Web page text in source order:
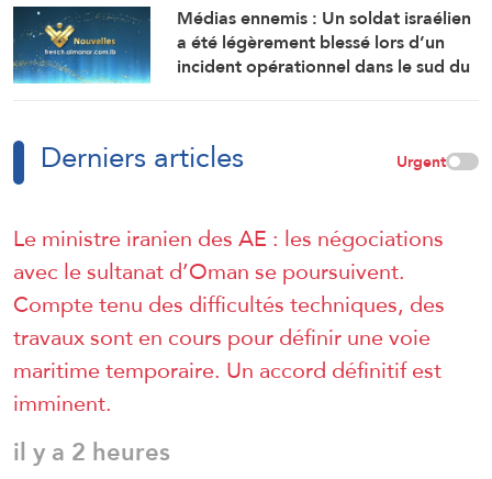
Médias ennemis : Un soldat israélien
a été légèrement blessé lors d’un
incident opérationnel dans le sud du
Derniers articles Urgent
Le ministre iranien des AE : les négociations
avec le sultanat d’Oman se poursuivent.
Compte tenu des difficultés techniques, des
travaux sont en cours pour définir une voie
maritime temporaire. Un accord définitif est
imminent.
il y a 2 heures